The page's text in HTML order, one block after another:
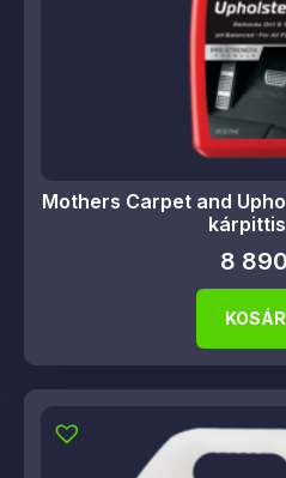
Mothers Carpet and
8 890